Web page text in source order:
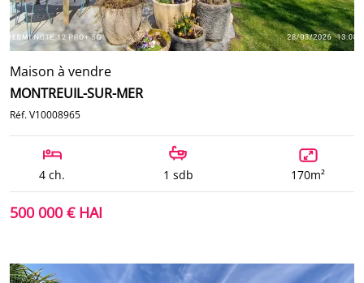
Maison à vendre
MONTREUIL-SUR-MER
Réf. V10008965
4 ch. 1 sdb 170m²
500 000 € HAI